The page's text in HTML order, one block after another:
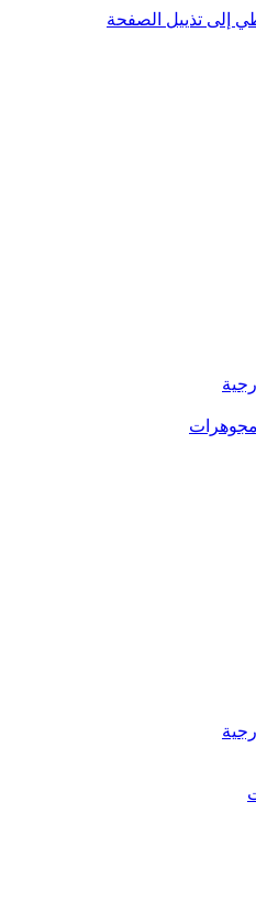
إلى تذييل الصفحة